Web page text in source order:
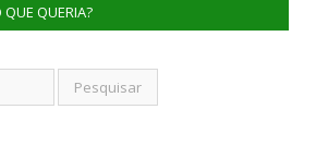
QUERIA?